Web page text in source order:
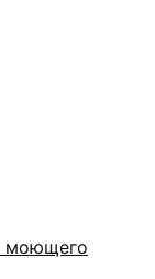
моющего